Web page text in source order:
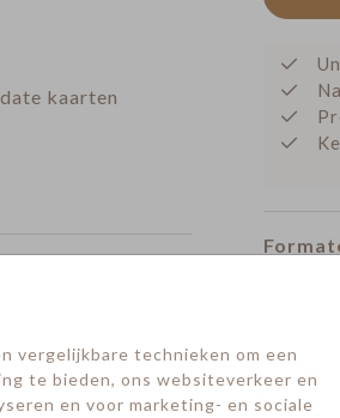
vergelijkbare technieken om een
te bieden, ons websiteverkeer en
en voor marketing- en sociale
kaarten